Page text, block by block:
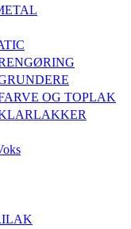
OG TOPLAK